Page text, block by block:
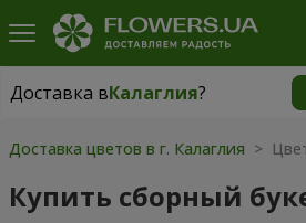
Доставка вКалаглия?
Доставка вКалаглия|
Доставка цветов в г. Калаглия >
Купить сборный